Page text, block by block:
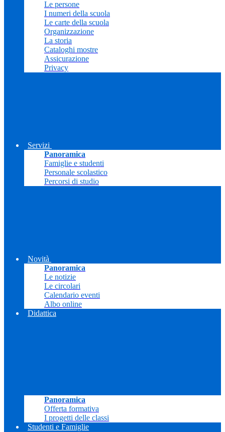
Le persone
I numeri della scuola
Le carte della scuola
Organizzazione
La storia
Cataloghi mostre
Assicurazione
Privacy
Servizi
Panoramica
Famiglie e studenti
Personale scolastico
Percorsi di studio
Novità
Panoramica
Le notizie
Le circolari
Calendario eventi
Albo online
Didattica
Panoramica
Offerta formativa
I progetti delle classi
Studenti e Famiglie